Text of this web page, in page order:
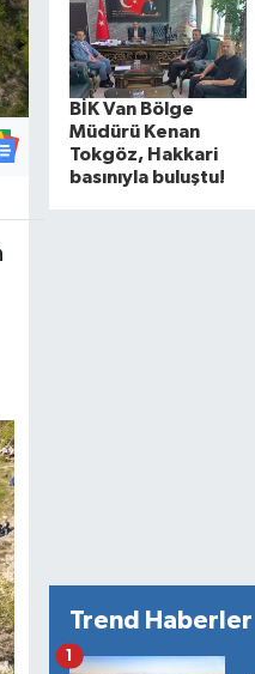
BİK Van Bölge
Müdürü Kenan
Tokgöz, Hakkari
basınıyla buluştu!
Trend Haberler
1